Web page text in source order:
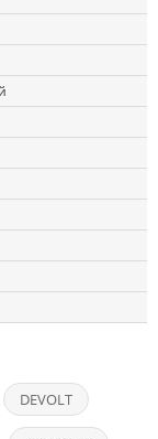
DEVOLT